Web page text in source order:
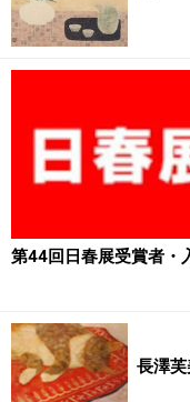
第44回日春展受賞者・
長澤